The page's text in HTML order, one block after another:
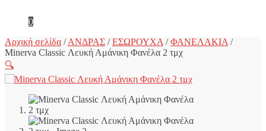
0
Αρχική σελίδα /ΑΝΔΡΑΣ /ΕΣΩΡΟΥΧΑ /ΦΑΝΕΛΑΚΙΑ /
Minerva Classic Λευκή Αμάνικη Φανέλα 2 τμχ
🔍